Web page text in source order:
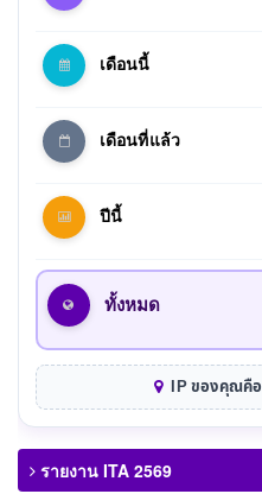
เดือนนี้
เดือนที่แล้ว
ปีนี้
ทั้งหมด
IP ของคุณคือ
รายงาน ITA 2569